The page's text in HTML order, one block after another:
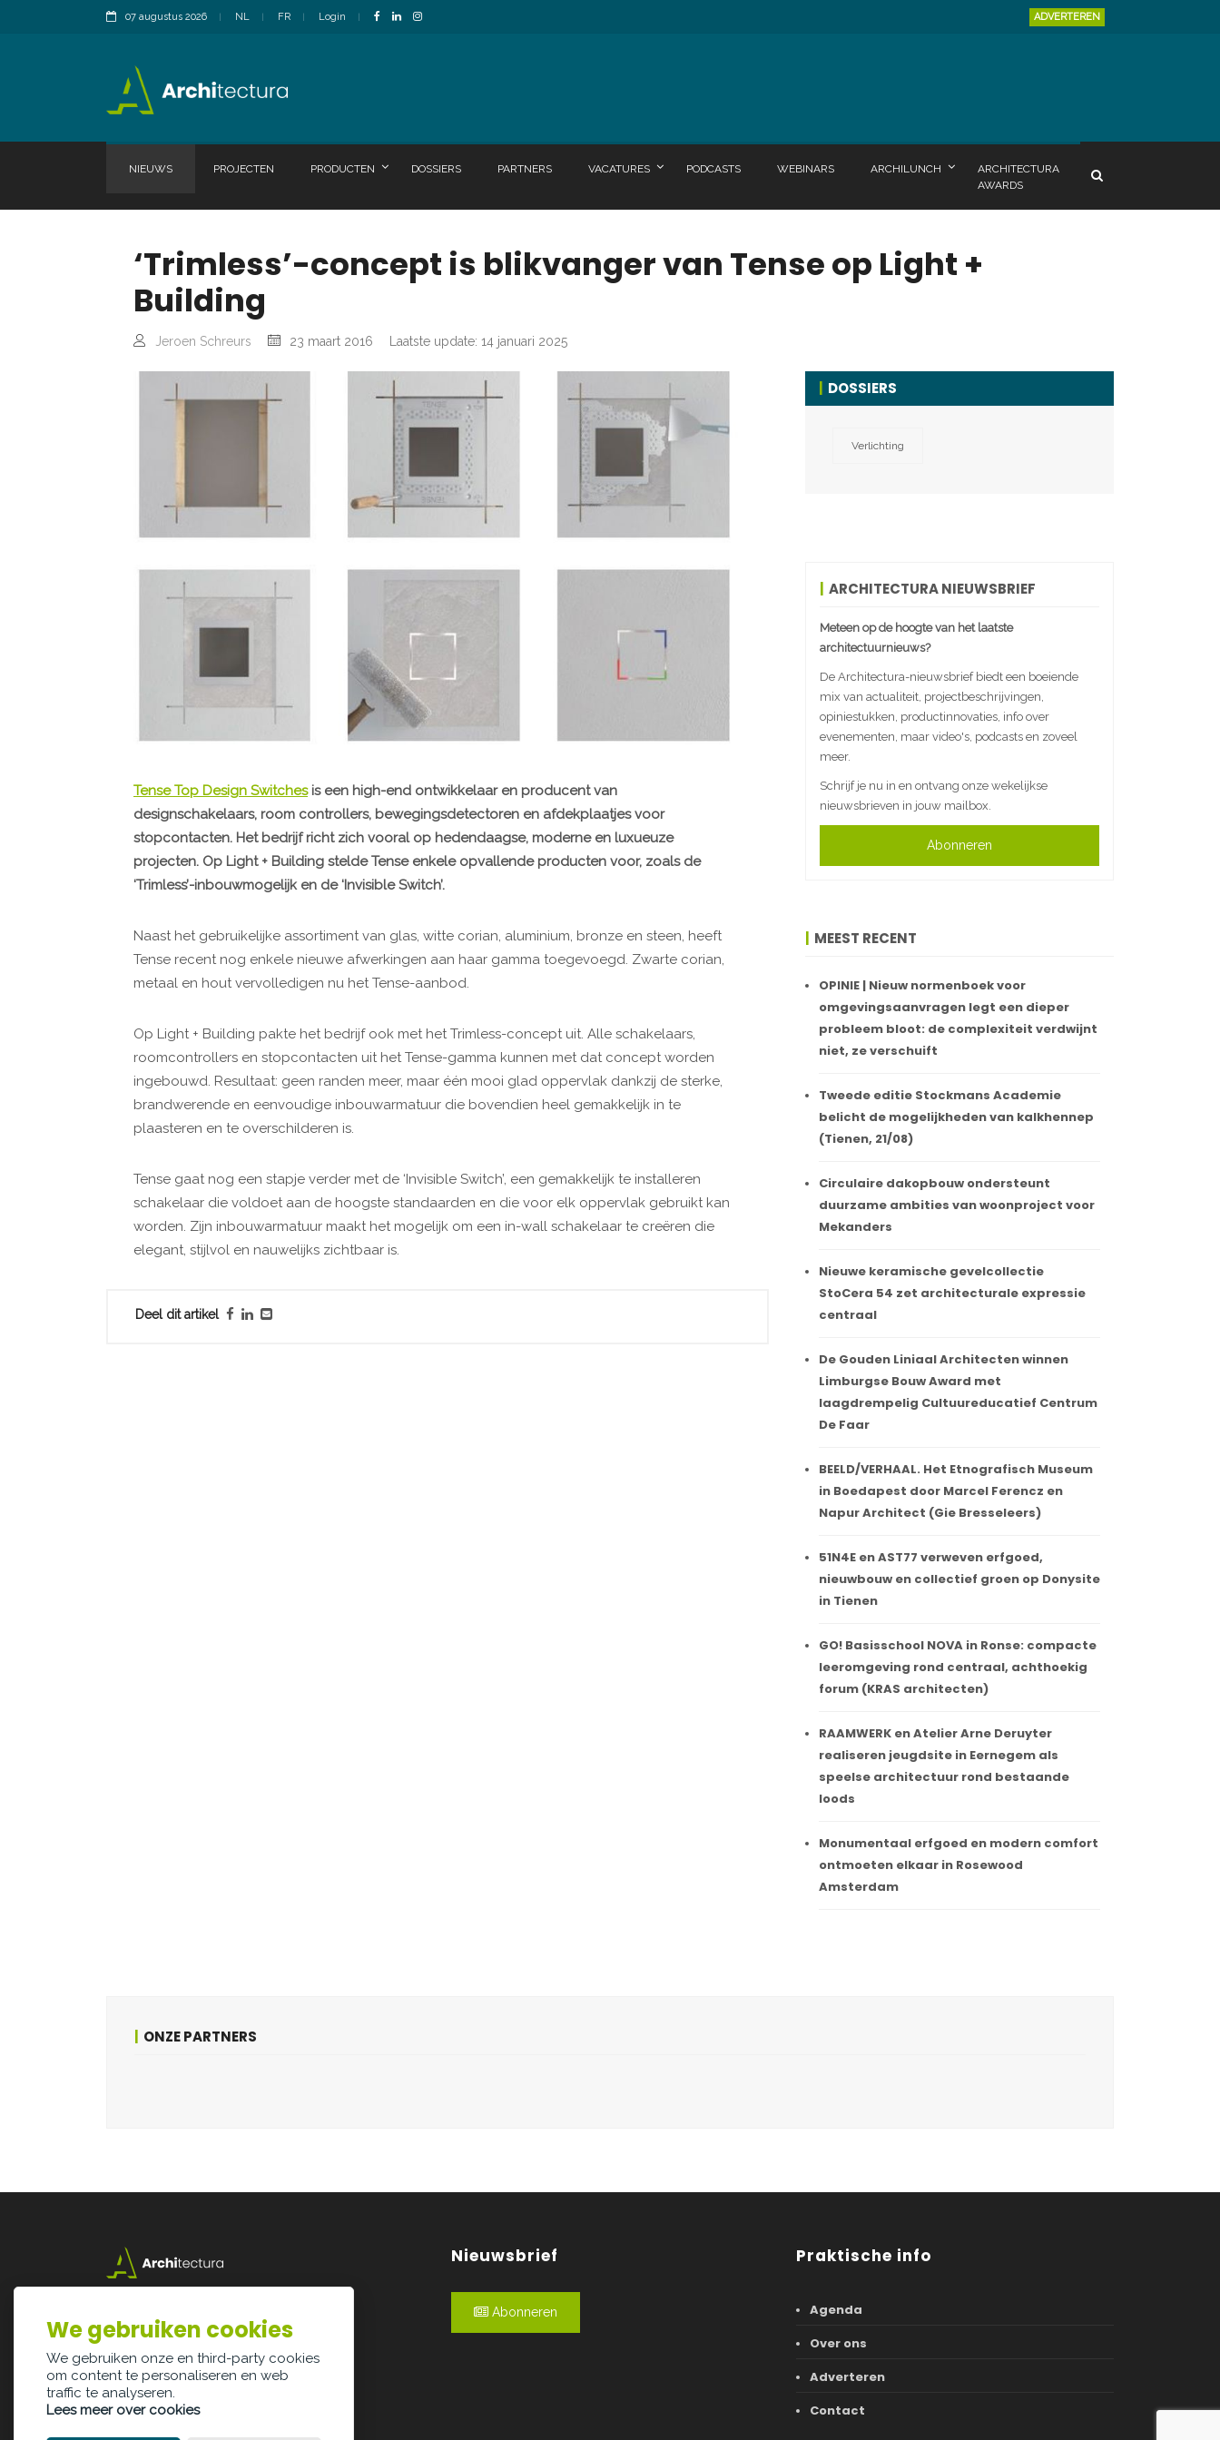
07 augustus 2026 NL FR Login ADVERTEREN
NIEUWS PROJECTEN PRODUCTEN DOSSIERS PARTNERS VACATURES PODCASTS WEBINARS ARCHILUNCH
ARCHITECTURA
AWARDS
‘Trimless’-concept is blikvanger van Tense op Light +
Building
Jeroen Schreurs 23 maart 2016 Laatste update: 14 januari 2025
Tense Top Design Switchesis een high-end ontwikkelaar en producent van
designschakelaars, room controllers, bewegingsdetectoren en afdekplaatjes voor
stopcontacten. Het bedrijf richt zich vooral op hedendaagse, moderne en luxueuze
projecten. Op Light + Building stelde Tense enkele opvallende producten voor, zoals de
‘Trimless’-inbouwmogelijk en de ‘Invisible Switch’.
Naast het gebruikelijke assortiment van glas, witte corian, aluminium, bronze en steen, heeft
Tense recent nog enkele nieuwe afwerkingen aan haar gamma toegevoegd. Zwarte corian,
metaal en hout vervolledigen nu het Tense-aanbod.
Op Light + Building pakte het bedrijf ook met het Trimless-concept uit. Alle schakelaars,
roomcontrollers en stopcontacten uit het Tense-gamma kunnen met dat concept worden
ingebouwd. Resultaat: geen randen meer, maar één mooi glad oppervlak dankzij de sterke,
brandwerende en eenvoudige inbouwarmatuur die bovendien heel gemakkelijk in te
plaasteren en te overschilderen is.
Tense gaat nog een stapje verder met de ‘Invisible Switch’, een gemakkelijk te installeren
schakelaar die voldoet aan de hoogste standaarden en die voor elk oppervlak gebruikt kan
worden. Zijn inbouwarmatuur maakt het mogelijk om een in-wall schakelaar te creëren die
elegant, stijlvol en nauwelijks zichtbaar is.
Deel dit artikel
DOSSIERS
Verlichting
ARCHITECTURA NIEUWSBRIEF
Meteen op de hoogte van het laatste
architectuurnieuws?
De Architectura-nieuwsbrief biedt een boeiende
mix van actualiteit, projectbeschrijvingen,
opiniestukken, productinnovaties, info over
evenementen, maar video's, podcasts en zoveel
meer.
Schrijf je nu in en ontvang onze wekelijkse
nieuwsbrieven in jouw mailbox.
Abonneren
MEEST RECENT
OPINIE | Nieuw normenboek voor
omgevingsaanvragen legt een dieper
probleem bloot: de complexiteit verdwijnt
niet, ze verschuift
Tweede editie Stockmans Academie
belicht de mogelijkheden van kalkhennep
(Tienen, 21/08)
Circulaire dakopbouw ondersteunt
duurzame ambities van woonproject voor
Mekanders
Nieuwe keramische gevelcollectie
StoCera 54 zet architecturale expressie
centraal
De Gouden Liniaal Architecten winnen
Limburgse Bouw Award met
laagdrempelig Cultuureducatief Centrum
De Faar
BEELD/VERHAAL. Het Etnografisch Museum
in Boedapest door Marcel Ferencz en
Napur Architect (Gie Bresseleers)
51N4E en AST77 verweven erfgoed,
nieuwbouw en collectief groen op Donysite
in Tienen
GO! Basisschool NOVA in Ronse: compacte
leeromgeving rond centraal, achthoekig
forum (KRAS architecten)
RAAMWERK en Atelier Arne Deruyter
realiseren jeugdsite in Eernegem als
speelse architectuur rond bestaande
loods
Monumentaal erfgoed en modern comfort
ontmoeten elkaar in Rosewood
Amsterdam
ONZE PARTNERS
3500 Hasselt
info@architectura.be
Nieuwsbrief
Abonneren
Praktische info
Agenda
Over ons
Adverteren
Contact
We gebruiken cookies
We gebruiken onze en third-party cookies
om content te personaliseren en web
traffic te analyseren.
Lees meer over cookies